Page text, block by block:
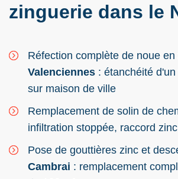
zinguerie dans le
Réfection complète de noue en
Valenciennes : étanchéité
sur maison de ville
Remplacement de solin de
infiltration stoppée, raccord
Pose de gouttières zinc et
Cambrai : remplacement